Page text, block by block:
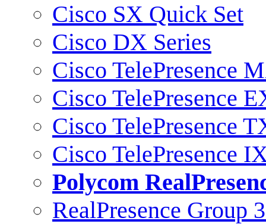
Cisco SX Quick Set
Cisco DX Series
Cisco TelePresence
Cisco TelePresence
Cisco TelePresence
Cisco TelePresence
Polycom
RealPresence Group